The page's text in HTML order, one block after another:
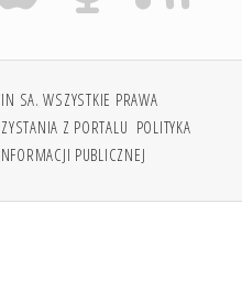
SA. WSZYSTKIE PRAWA
Z PORTALU POLITYKA
PUBLICZNEJ